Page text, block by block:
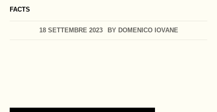
FACTS
18 SETTEMBRE 2023 BY DOMENICO IOVANE